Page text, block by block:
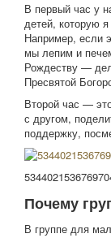
В первый час у
детей, которую
Например, если
мы лепим и
Рождеству —
Пресвятой
Второй час —
с другом,
поддержку,
Почему
В группе для